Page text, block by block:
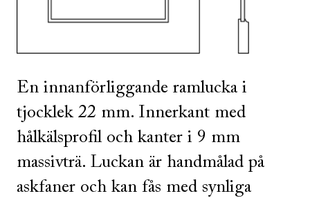
En innanförliggande ramlucka i
tjocklek 22 mm. Innerkant med
hålkälsprofil och kanter i 9 mm
massivträ. Luckan är handmålad på
askfaner och kan fås med synliga